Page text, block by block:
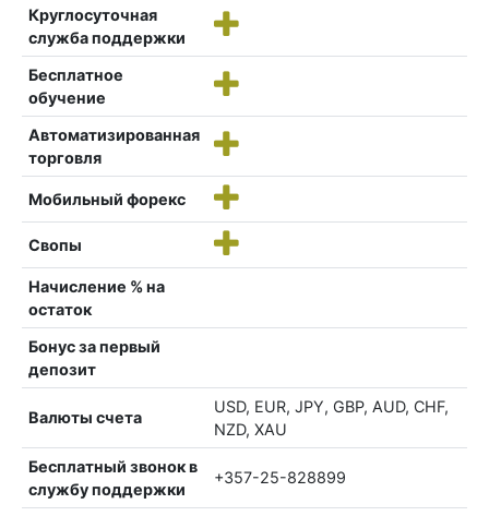
Круглосуточная
служба поддержки
Бесплатное
обучение
Автоматизированная
торговля
Мобильный форекс
Свопы
Начисление % на
остаток
Бонус за первый
депозит
Валюты счета
USD, EUR, JPY, GBP, AUD, CHF,
NZD, XAU
Бесплатный звонок в
службу поддержки
+357-25-828899